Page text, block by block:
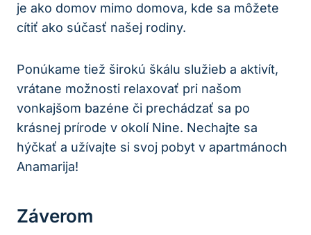
je ako domov mimo domova, kde sa môžete
cítiť ako súčasť našej rodiny.
Ponúkame tiež širokú škálu služieb a aktivít,
vrátane možnosti relaxovať pri našom
vonkajšom bazéne či prechádzať sa po
krásnej prírode v okolí Nine. Nechajte sa
hýčkať a užívajte si svoj pobyt v apartmánoch
Anamarija!
Záverom